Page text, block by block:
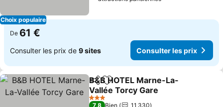
Choix populaire
De 61 €
Consulter les prix de 9 sites Consulter les prix
PartagerAjouter à mes favoris
B&B HOTEL Marne-La-
Vallée Torcy Gare
3 Étoiles
7,8 Bien
11 330